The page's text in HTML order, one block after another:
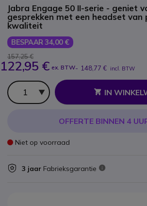
Jabra Engage 50 II-serie - geniet
gesprekken met een headset van
kwaliteit
BESPAAR 34,00 €
157,25 €
122,95 € ex. BTW- 148,77 € incl. BTW
Aantal
IN
OFFERTE BINNEN 4
Niet op voorraad
3 jaar Fabrieksgarantie